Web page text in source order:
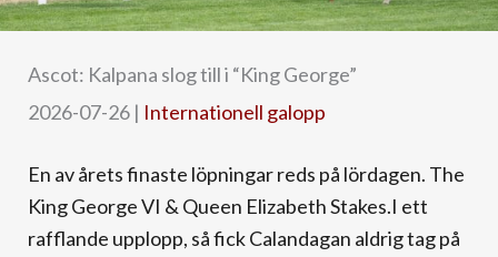
Ascot: Kalpana slog till i “King George”
2026-07-26 | Internationell galopp
En av årets finaste löpningar reds på lördagen. The
King George VI & Queen Elizabeth Stakes.I ett
rafflande upplopp, så fick Calandagan aldrig tag på